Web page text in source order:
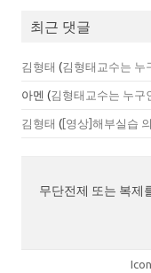
최근 댓글
김형태 (김형태교수는 누
아멘 (김형태교수는 누구
김형태 ( [영상]해부실습
무단전제 또는 복제